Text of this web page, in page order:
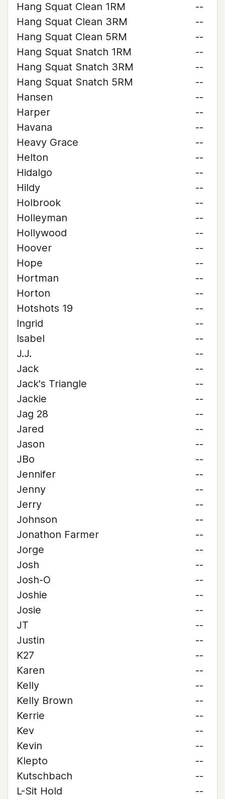
Hang Squat Clean 1RM
--
Hang Squat Clean 3RM
--
Hang Squat Clean 5RM
--
Hang Squat Snatch 1RM
--
Hang Squat Snatch 3RM
--
Hang Squat Snatch 5RM
--
Hansen
--
Harper
--
Havana
--
Heavy Grace
--
Helton
--
Hidalgo
--
Hildy
--
Holbrook
--
Holleyman
--
Hollywood
--
Hoover
--
Hope
--
Hortman
--
Horton
--
Hotshots 19
--
Ingrid
--
Isabel
--
J.J.
--
Jack
--
Jack's Triangle
--
Jackie
--
Jag 28
--
Jared
--
Jason
--
JBo
--
Jennifer
--
Jenny
--
Jerry
--
Johnson
--
Jonathon Farmer
--
Jorge
--
Josh
--
Josh-O
--
Joshie
--
Josie
--
JT
--
Justin
--
K27
--
Karen
--
Kelly
--
Kelly Brown
--
Kerrie
--
Kev
--
Kevin
--
Klepto
--
Kutschbach
--
L-Sit Hold
--